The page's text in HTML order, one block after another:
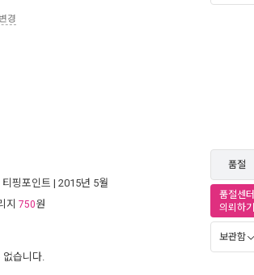
경
티핑포인트 | 2015년 5월
지 750원
습니다.
품절
품절센터
의뢰하기
보관함